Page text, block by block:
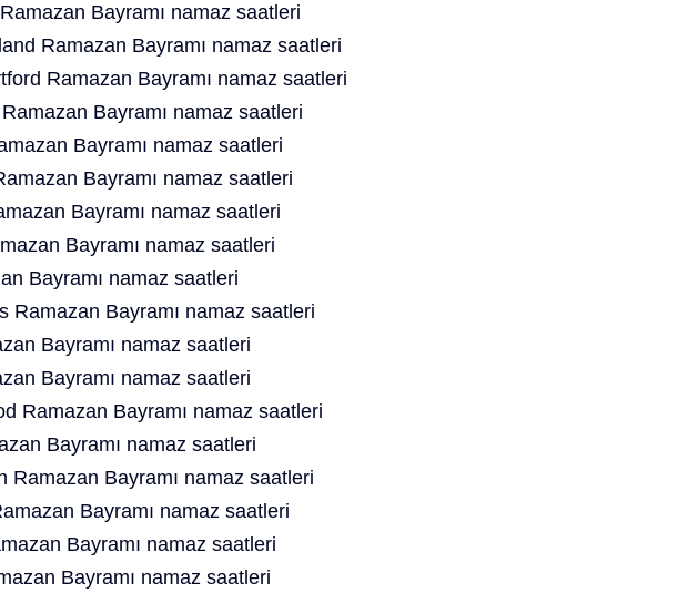
Bayramı namaz saatleri
Ramazan Bayramı namaz saatleri
Ramazan Bayramı namaz saatleri
Bayramı namaz saatleri
Bayramı namaz saatleri
Bayramı namaz saatleri
Bayramı namaz saatleri
Bayramı namaz saatleri
Bayramı namaz saatleri
Ramazan Bayramı namaz saatleri
Bayramı namaz saatleri
Bayramı namaz saatleri
Ramazan Bayramı namaz saatleri
Bayramı namaz saatleri
Ramazan Bayramı namaz saatleri
Bayramı namaz saatleri
Bayramı namaz saatleri
Bayramı namaz saatleri